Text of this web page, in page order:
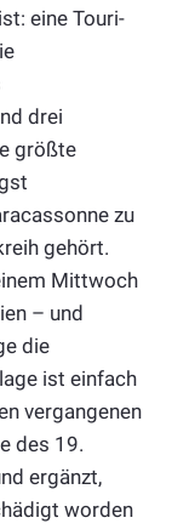
eine Touri-
drei
größte
zu
gehört.
Mittwoch
– und
die
ist einfach
vergangenen
des 19.
ergänzt,
worden